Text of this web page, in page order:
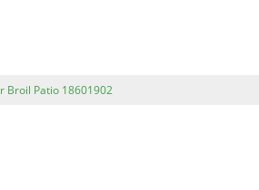
Broil Patio 18601902